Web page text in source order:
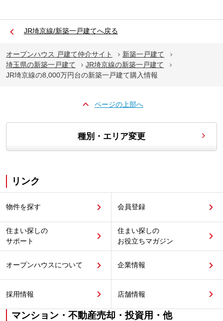
JR埼京線/新築一戸建てへ戻る
オープンハウス 戸建て仲介サイト
新築一戸建て
埼玉県の新築一戸建て
JR埼京線の新築一戸建て
JR埼京線の8,000万円台の新築一戸建て購入情報
ページの上部へ
種別・エリア変更
リンク
物件を探す 会員登録
住まい探しの
サポート
住まい探しの
お役立ちマガジン
オープンハウスについて 企業情報
採用情報 店舗情報
マンション・不動産売却・投資用・他